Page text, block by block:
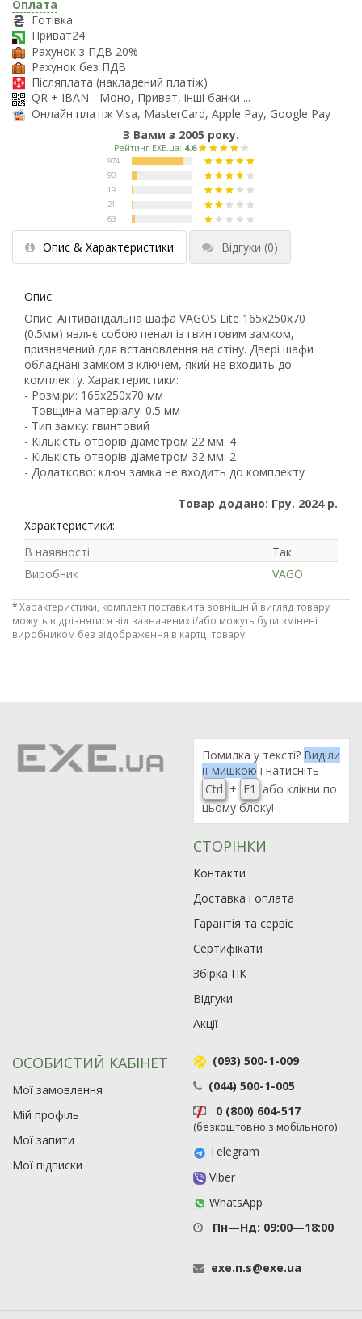
Оплата
Готівка
Приват24
Рахунок з ПДВ 20%
Рахунок без ПДВ
Післяплата (накладений платіж)
QR + IBAN - Моно, Приват, інші банки ...
Онлайн платіж Visa, MasterCard, Apple Pay, Google Pay
З Вами з 2005 року.
Рейтинг EXE.ua:4.6
974
90
Опис & Характеристики Відгуки (0)
Опис:
Опис: Антивандальна шафа VAGOS Lite 165х250x70
(0.5мм) являє собою пенал із гвинтовим замком,
призначений для встановлення на стіну. Двері шафи
обладнані замком з ключем, який не входить до
комплекту. Характеристики:
- Розміри: 165х250x70 мм
- Товщина матеріалу: 0.5 мм
- Тип замку: гвинтовий
- Кількість отворів діаметром 22 мм: 4
- Кількість отворів діаметром 32 мм: 2
- Додатково: ключ замка не входить до комплекту
Товар додано: Гру. 2024 р.
Характеристики:
В наявності
Так
Виробник
VAGO
*Характеристики, комплект поставки та зовнішній вигляд товару
можуть відрізнятися від зазначених і/або можуть бути змінені
виробником без відображення в картці товару.
Помилка у тексті? Виділи
її мишкою і натисніть
Ctrl + F1
або клікни по
цьому блоку!
СТОРІНКИ
Контакти
Доставка і оплата
Гарантія та сервіс
Сертифікати
Збірка ПК
Відгуки
Акції
ОСОБИСТИЙ КАБІНЕТ
Мої замовлення
Мій профіль
Мої запити
Мої підписки
(093) 500-1-009
(044) 500-1-005
0 (800) 604-517
(безкоштовно з мобільного)
Telegram
Viber
WhatsApp
Пн—Нд: 09:00—18:00
exe.n.s@exe.ua